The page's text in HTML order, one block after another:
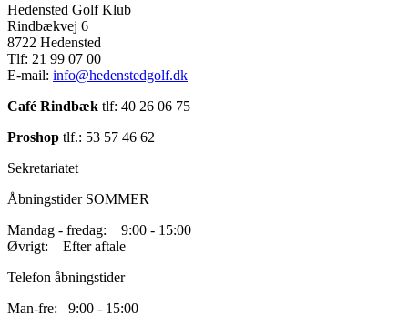
Hedensted Golf Klub
Rindbækvej 6
8722 Hedensted
Tlf: 21 99 07 00
E-mail: info@hedenstedgolf.dk
Café Rindbæk tlf: 40 26 06 75
Proshop tlf.: 53 57 46 62
Sekretariatet
Åbningstider SOMMER
Mandag - fredag: 9:00 - 15:00
Øvrigt: Efter aftale
Telefon åbningstider
Man-fre: 9:00 - 15:00